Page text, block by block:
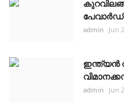
പേവാർഡ്
admin Jun
ഇന്ത്യൻ
admin Jun